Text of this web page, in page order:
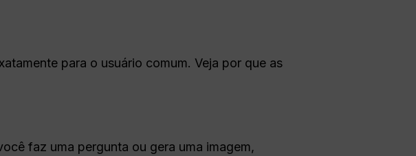
para o usuário comum. Veja por que as
faz uma pergunta ou gera uma imagem,